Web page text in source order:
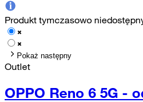
Produkt tymczasowo
Pokaż następny
Outlet
OPPO Reno 6 5G -